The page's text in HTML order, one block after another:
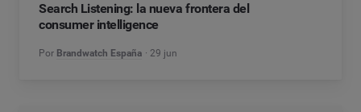
Search Listening: la nueva frontera del
consumer intelligence
Por Brandwatch España 29 jun